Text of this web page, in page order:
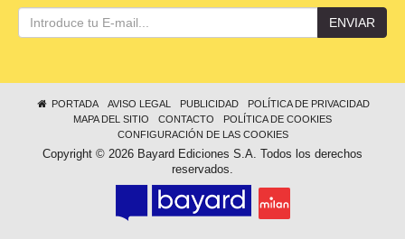
ENVIAR
PORTADA AVISO LEGAL PUBLICIDAD
POLÍTICA DE PRIVACIDAD
MAPA DEL SITIO
CONTACTO
POLÍTICA DE COOKIES
CONFIGURACIÓN DE LAS COOKIES
Copyright © 2026 Bayard Ediciones S.A. Todos los derechos
reservados.